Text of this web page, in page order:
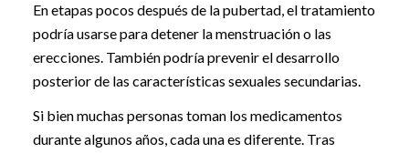
En etapas pocos después de la pubertad, el tratamiento
podría usarse para detener la menstruación o las
erecciones. También podría prevenir el desarrollo
posterior de las características sexuales secundarias.
Si bien muchas personas toman los medicamentos
durante algunos años, cada una es diferente. Tras